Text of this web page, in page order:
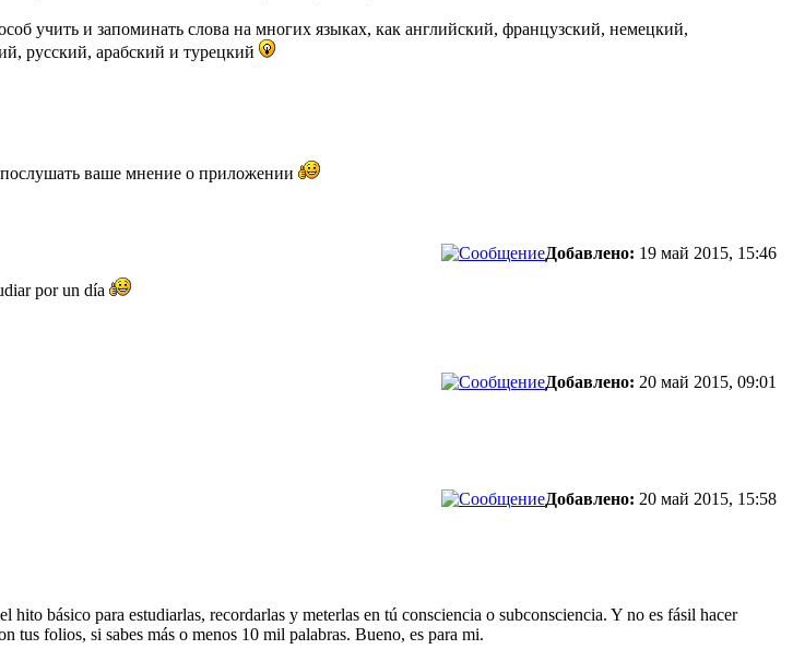
учить и запоминать слова на многих языках, как английский, французский, немецкий,
русский, арабский и турецкий
ваше мнение о приложении
Добавлено: 19 май 2015, 15:46
por un día
Добавлено: 20 май 2015, 09:01
Добавлено: 20 май 2015, 15:58
básico para estudiarlas, recordarlas y meterlas en tú consciencia o subconsciencia. Y no es fásil hacer
tus folios, si sabes más o menos 10 mil palabras. Bueno, es para mi.